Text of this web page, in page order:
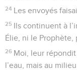
24 Les envoyés
25 Ils continuent à
Élie, ni le
26 Moi, leur
l’eau, mais au